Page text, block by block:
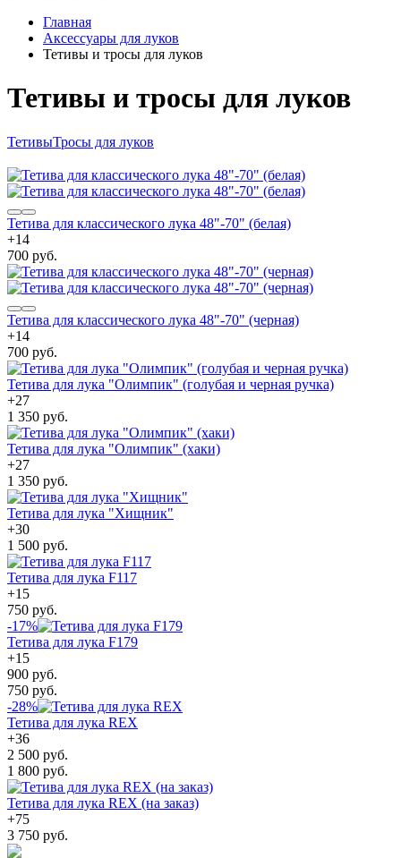
Главная
Аксессуары для луков
Тетивы и тросы для луков
Тетивы и тросы для луков
ТетивыТросы для луков
Тетива для классического лука 48"-70" (белая)
+14
700 руб.
Тетива для классического лука 48"-70" (черная)
+14
700 руб.
Тетива для лука "Олимпик" (голубая и черная ручка)
+27
1 350 руб.
Тетива для лука "Олимпик" (хаки)
+27
1 350 руб.
Тетива для лука "Хищник"
+30
1 500 руб.
Тетива для лука F117
+15
750 руб.
-17%
Тетива для лука F179
+15
900 руб.
750 руб.
-28%
Тетива для лука REX
+36
2 500 руб.
1 800 руб.
Тетива для лука REX (на заказ)
+75
3 750 руб.